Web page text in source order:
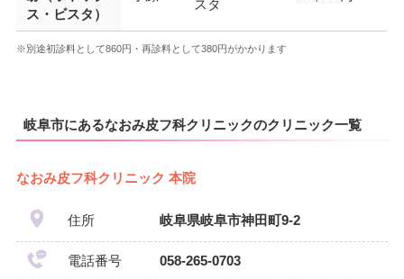
ス・ビスタ）
スタ
※別途初診料として860円・再診料として380円がかかります
岐阜市にあるなおみ皮フ科クリニックのクリニック一覧
なおみ皮フ科クリニック 本院
住所 岐阜県岐阜市神田町9-2
電話番号 058-265-0703